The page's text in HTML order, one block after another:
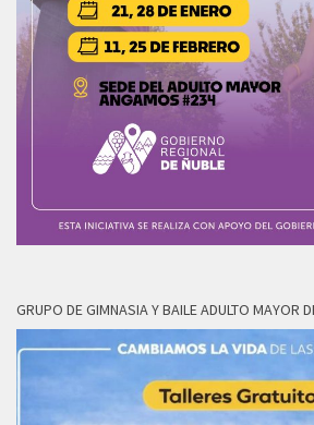
GRUPO DE GIMNASIA Y BAILE ADULTO MAYOR